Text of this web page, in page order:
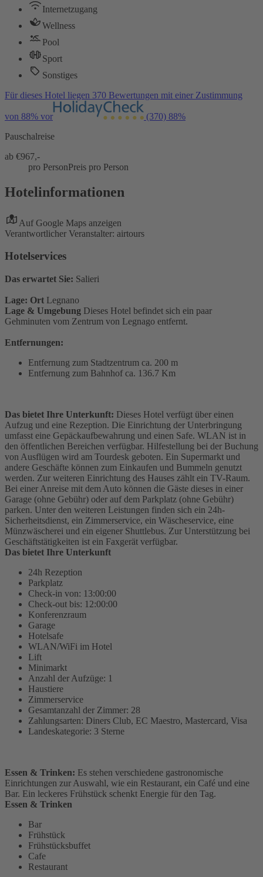
Internetzugang
Wellness
Pool
Sport
Sonstiges
Für dieses Hotel liegen 370 Bewertungen mit einer Zustimmung
von 88% vor (370) 88%
Pauschalreise
ab €967,-
pro PersonPreis pro Person
Hotelinformationen
Auf Google Maps anzeigen
Verantwortlicher Veranstalter: airtours
Hotelservices
Das erwartet Sie: Salieri
Lage: Ort Legnano
Lage & Umgebung Dieses Hotel befindet sich ein paar
Gehminuten vom Zentrum von Legnago entfernt.
Entfernungen:
Entfernung zum Stadtzentrum ca. 200 m
Entfernung zum Bahnhof ca. 136.7 Km
Das bietet Ihre Unterkunft: Dieses Hotel verfügt über einen
Aufzug und eine Rezeption. Die Einrichtung der Unterbringung
umfasst eine Gepäckaufbewahrung und einen Safe. WLAN ist in
den öffentlichen Bereichen verfügbar. Hilfestellung bei der Buchung
von Ausflügen wird am Tourdesk geboten. Ein Supermarkt und
andere Geschäfte können zum Einkaufen und Bummeln genutzt
werden. Zur weiteren Einrichtung des Hauses zählt ein TV-Raum.
Bei einer Anreise mit dem Auto können die Gäste dieses in einer
Garage (ohne Gebühr) oder auf dem Parkplatz (ohne Gebühr)
parken. Unter den weiteren Leistungen finden sich ein 24h-
Sicherheitsdienst, ein Zimmerservice, ein Wäscheservice, eine
Münzwäscherei und ein eigener Shuttlebus. Zur Unterstützung bei
Geschäftstätigkeiten ist ein Faxgerät verfügbar.
Das bietet Ihre Unterkunft
24h Rezeption
Parkplatz
Check-in von: 13:00:00
Check-out bis: 12:00:00
Konferenzraum
Garage
Hotelsafe
WLAN/WiFi im Hotel
Lift
Minimarkt
Anzahl der Aufzüge: 1
Haustiere
Zimmerservice
Gesamtanzahl der Zimmer: 28
Zahlungsarten: Diners Club, EC Maestro, Mastercard, Visa
Landeskategorie: 3 Sterne
Essen & Trinken: Es stehen verschiedene gastronomische
Einrichtungen zur Auswahl, wie ein Restaurant, ein Café und eine
Bar. Ein leckeres Frühstück schenkt Energie für den Tag.
Essen & Trinken
Bar
Frühstück
Frühstücksbuffet
Cafe
Restaurant